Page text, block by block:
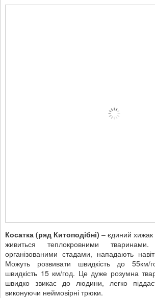
Косатка (ряд Китоподібні) – єдиний хижак
живиться теплокровними
організованими стадами, нападають
Можуть розвивати швидкість до 55км/
швидкість 15 км/год. Це дуже розумна
швидко звикає до людини, легко
виконуючи неймовірні трюки.